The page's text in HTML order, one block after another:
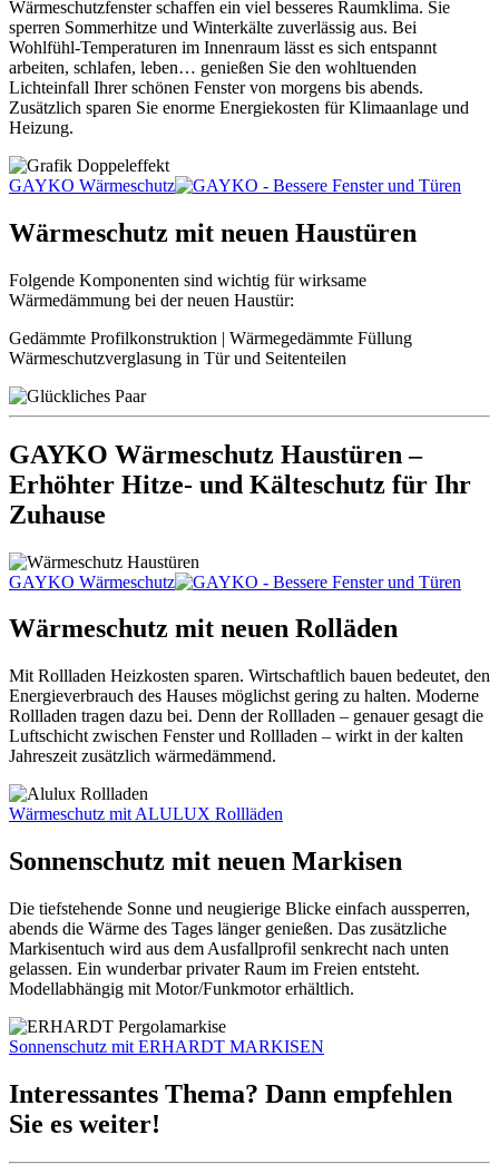
Wärmeschutzfenster schaffen ein viel besseres Raumklima. Sie
sperren Sommerhitze und Winterkälte zuverlässig aus. Bei
Wohlfühl-Temperaturen im Innenraum lässt es sich entspannt
arbeiten, schlafen, leben… genießen Sie den wohltuenden
Lichteinfall Ihrer schönen Fenster von morgens bis abends.
Zusätzlich sparen Sie enorme Energiekosten für Klimaanlage und
Heizung.
GAYKO Wärmeschutz
Wärmeschutz mit neuen Haustüren
Folgende Komponenten sind wichtig für wirksame
Wärmedämmung bei der neuen Haustür:
Gedämmte Profilkonstruktion | Wärmegedämmte Füllung
Wärmeschutzverglasung in Tür und Seitenteilen
GAYKO Wärmeschutz Haustüren –
Erhöhter Hitze- und Kälteschutz für Ihr
Zuhause
GAYKO Wärmeschutz
Wärmeschutz mit neuen Rolläden
Mit Rollladen Heizkosten sparen. Wirtschaftlich bauen bedeutet, den
Energieverbrauch des Hauses möglichst gering zu halten. Moderne
Rollladen tragen dazu bei. Denn der Rollladen – genauer gesagt die
Luftschicht zwischen Fenster und Rollladen – wirkt in der kalten
Jahreszeit zusätzlich wärmedämmend.
Wärmeschutz mit ALULUX Rollläden
Sonnenschutz mit neuen Markisen
Die tiefstehende Sonne und neugierige Blicke einfach aussperren,
abends die Wärme des Tages länger genießen. Das zusätzliche
Markisentuch wird aus dem Ausfallprofil senkrecht nach unten
gelassen. Ein wunderbar privater Raum im Freien entsteht.
Modellabhängig mit Motor/Funkmotor erhältlich.
Sonnenschutz mit ERHARDT MARKISEN
Interessantes Thema? Dann empfehlen
Sie es weiter!